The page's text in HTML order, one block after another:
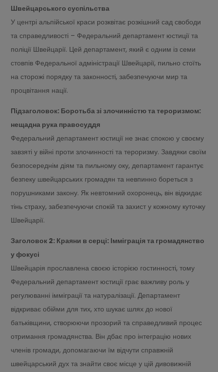
Швейцарського суспільства
У центрі альпійської краси розквітає розкішний сад свободи
та справедливості – Федеральний департамент юстиції та
поліції Швейцарії. Цей департамент, який є одним із семи
стовпів Федеральної адміністрації Швейцарії, пильно стоїть
на сторожі порядку та законності, забезпечуючи мир та
процвітання нації.
Підзаголовок: Боротьба зі злочинністю та тероризмом:
нещадна рука правосуддя
Федеральний департамент юстиції не знає спокою у своєму
завзяті у війні проти злочинності та тероризму. Завдяки своїм
безпосереднім діям та пильному оку, департамент гарантує
безпеку швейцарських громадян та невпинно бореться з
порушниками закону. Як невтомний охоронець, він відкидає
тінь страху, забезпечуючи спокій та захист у кожному куточку
Швейцарії.
Заголовок 2: Краяни в серці: Імміграція та громадянство
у фокусі
Швейцарія прославлена своєю історією гостинності, тому
Федеральний департамент юстиції грає важливу роль у
регулюванні імміграції та натуралізації. Департамент
відкриває обійми для тих, хто шукає шлях до нової
батьківщини, створюючи прозорий та справедливий процес
отримання громадянства. Він дбає про інтеграцію нових
членів громади, допомагаючи їм відчути справжній
швейцарський дух та знайти своє місце у цій дивовижній